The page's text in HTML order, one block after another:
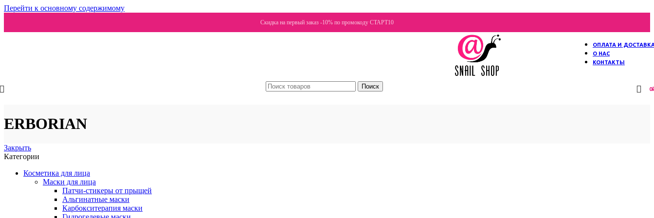
Перейти к основному содержимому
Скидка на первый заказ -10% по промокоду СТАРТ10
ОПЛАТА И
О НАС
КОНТАКТЫ
Поиск 0
ERBORIAN
Закрыть
Категории
Косметика для лица
Маски для лица
Патчи-стикеры от прыщей
Альгинатные маски
Карбокситерапия маски